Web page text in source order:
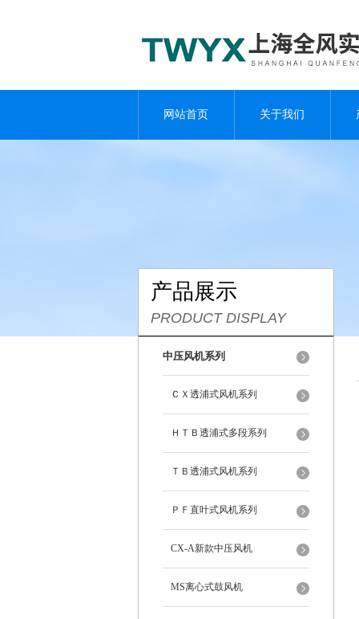
网站首页 关于我们
产品展示
PRODUCT DISPLAY
中压风机系列
ＣＸ透浦式风机系列
ＨＴＢ透浦式多段系列
ＴＢ透浦式风机系列
ＰＦ直叶式风机系列
CX-A新款中压风机
MS离心式鼓风机